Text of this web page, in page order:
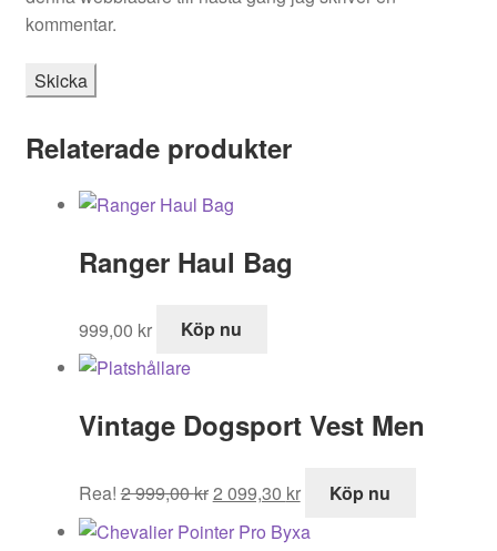
kommentar.
Relaterade produkter
Ranger Haul Bag
999,00 kr Köp nu
Vintage Dogsport Vest Men
Rea! 2 999,00kr
ursprungliga
priset
2 099,30 kr
nuvarande
priset
Köp nu